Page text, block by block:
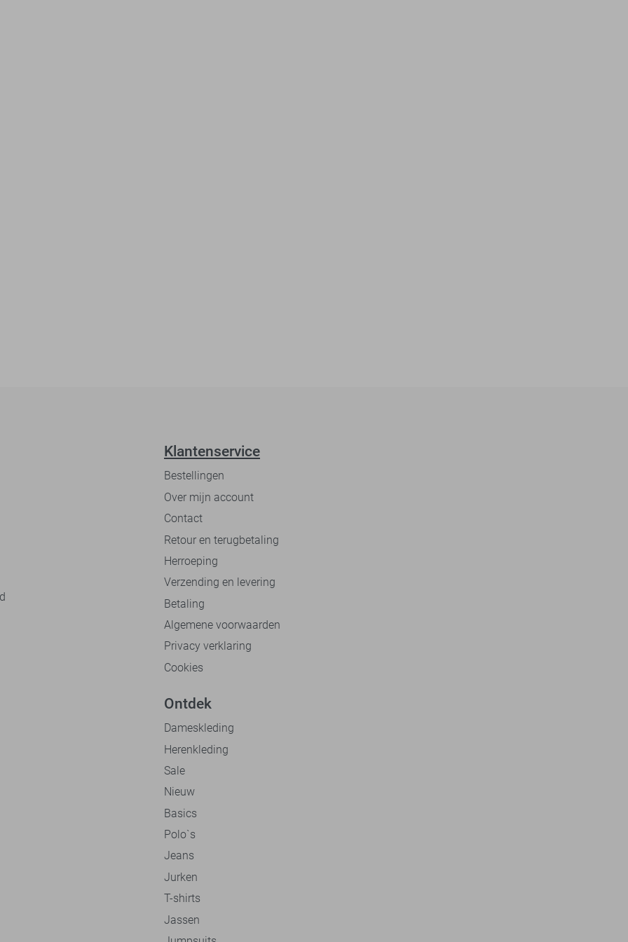
Klantenservice
Bestellingen
Over mijn account
Contact
Retour en terugbetaling
Herroeping
Verzending en levering
Betaling
Algemene voorwaarden
Privacy verklaring
Cookies
Ontdek
Dameskleding
Herenkleding
Sale
Nieuw
Basics
Polo`s
Jeans
Jurken
T-shirts
Jassen